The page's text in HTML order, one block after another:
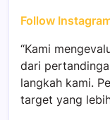
Follow
“Kami
dari
langkah kami.
target yang